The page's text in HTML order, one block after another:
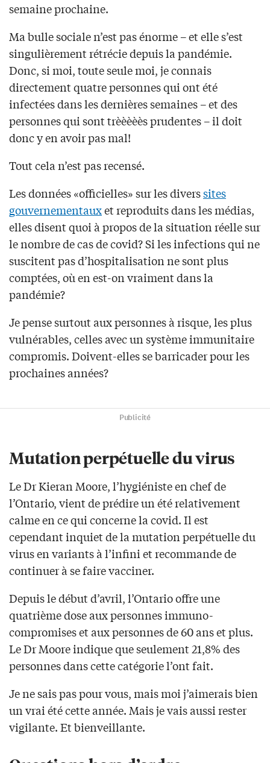
semaine prochaine.
Ma bulle sociale n’est pas énorme – et elle s’est
singulièrement rétrécie depuis la pandémie.
Donc, si moi, toute seule moi, je connais
directement quatre personnes qui ont été
infectées dans les dernières semaines – et des
personnes qui sont trèèèèès prudentes – il doit
donc y en avoir pas mal!
Tout cela n’est pas recensé.
Les données «officielles» sur les diverssites
gouvernementauxet reproduits dans les médias,
elles disent quoi à propos de la situation réelle sur
le nombre de cas de covid? Si les infections qui ne
suscitent pas d’hospitalisation ne sont plus
comptées, où en est-on vraiment dans la
pandémie?
Je pense surtout aux personnes à risque, les plus
vulnérables, celles avec un système immunitaire
compromis. Doivent-elles se barricader pour les
prochaines années?
Publicité
Mutation perpétuelle du virus
Le Dr Kieran Moore, l’hygiéniste en chef de
l’Ontario, vient de prédire un été relativement
calme en ce qui concerne la covid. Il est
cependant inquiet de la mutation perpétuelle du
virus en variants à l’infini et recommande de
continuer à se faire vacciner.
Depuis le début d’avril, l’Ontario offre une
quatrième dose aux personnes immuno-
compromises et aux personnes de 60 ans et plus.
Le Dr Moore indique que seulement 21,8% des
personnes dans cette catégorie l’ont fait.
Je ne sais pas pour vous, mais moi j’aimerais bien
un vrai été cette année. Mais je vais aussi rester
vigilante. Et bienveillante.